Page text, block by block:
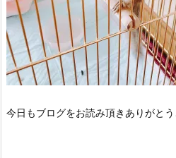
今日もブログをお読み頂きありがとう